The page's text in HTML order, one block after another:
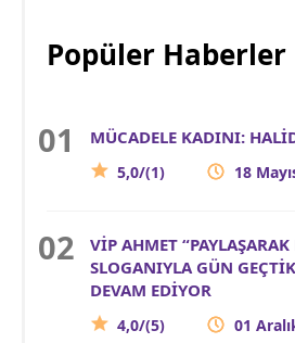
Popüler Haberler
MÜCADELE KADINI:
5,0/(1) 18
VİP AHMET
SLOGANIYLA GÜN
DEVAM EDİYOR
4,0/(5) 01